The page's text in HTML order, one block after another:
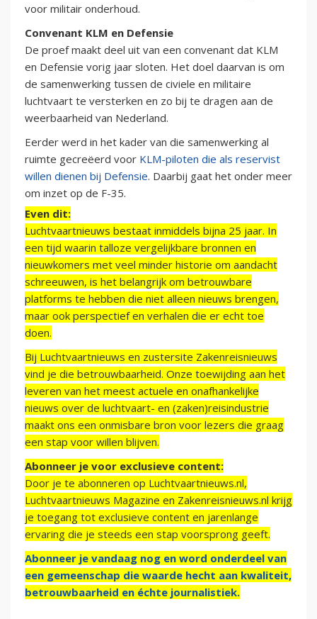
voor militair onderhoud.
Convenant KLM en Defensie
De proef maakt deel uit van een convenant dat KLM
en Defensie vorig jaar sloten. Het doel daarvan is om
de samenwerking tussen de civiele en militaire
luchtvaart te versterken en zo bij te dragen aan de
weerbaarheid van Nederland.
Eerder werd in het kader van die samenwerking al
ruimte gecreëerd voor KLM-piloten die als reservist
willen dienen bij Defensie. Daarbij gaat het onder meer
om inzet op de F-35.
Even dit:
Luchtvaartnieuws bestaat inmiddels bijna 25 jaar. In
een tijd waarin talloze vergelijkbare bronnen en
nieuwkomers met veel minder historie om aandacht
schreeuwen, is het belangrijk om betrouwbare
platforms te hebben die niet alleen nieuws brengen,
maar ook perspectief en verhalen die er echt toe
doen.
Bij Luchtvaartnieuws en zustersite Zakenreisnieuws
vind je die betrouwbaarheid. Onze toewijding aan het
leveren van het meest actuele en onafhankelijke
nieuws over de luchtvaart- en (zaken)reisindustrie
maakt ons een onmisbare bron voor lezers die graag
een stap voor willen blijven.
Abonneer je voor exclusieve content:
Door je te abonneren op Luchtvaartnieuws.nl,
Luchtvaartnieuws Magazine en Zakenreisnieuws.nl krijg
je toegang tot exclusieve content en jarenlange
ervaring die je steeds een stap voorsprong geeft.
Abonneer je vandaag nog en word onderdeel van
een gemeenschap die waarde hecht aan kwaliteit,
betrouwbaarheid en échte journalistiek.